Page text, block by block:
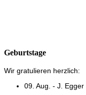
Geburtstage
Wir gratulieren herzlich:
09. Aug. - J. Egger